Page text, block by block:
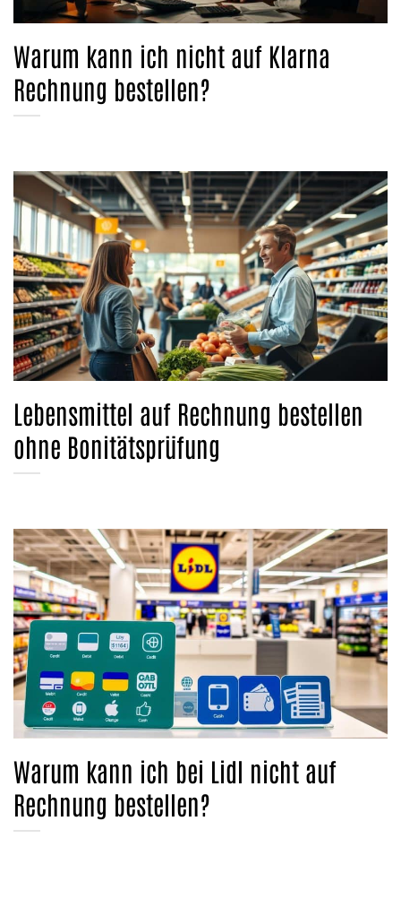
Warum kann ich nicht auf Klarna
Rechnung bestellen?
Lebensmittel auf Rechnung bestellen
ohne Bonitätsprüfung
Warum kann ich bei Lidl nicht auf
Rechnung bestellen?